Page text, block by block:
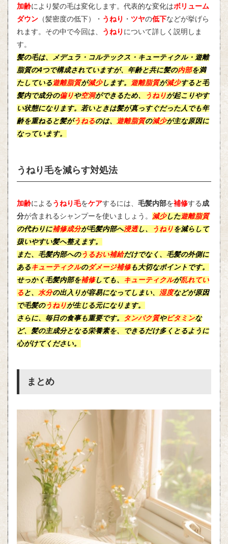
加齢により髪の毛は変化します。代表的な変化はボリューム
ダウン（髪密度の低下）・ うねり ・ ツヤの低下などが挙げら
れます。その中で今回は、
うねり について詳しく説明しま
す。
髪の毛は、
メデュラ・ コルテックス ・ キューティクル・ 遊離
脂質の4つで構成されていますが、 年齢と共に髪の内部を満
たしている 遊離脂質が減少します。 遊離脂質が減少すると毛
髪内で成分の偏りや空洞ができるため、 うねり が起こりやす
い状態になります。若いときは髪が真っすぐだった人でも年
齢を重ねると髪がうねるのは、 遊離脂質の減少が主な原因に
なっています。
うねり毛を減らす対処法
加齢による うねり毛をケアするには、 毛髪内部を補修する 成
分が含まれるシャンプーを使いましょう。 減少した遊離脂質
の代わりに補修成分が毛髪内部へ浸透し、 うねり を減らして
扱いやすい髪へ整えます。
また、毛髪内部へのうるおい補給だけでなく、毛髪の外側に
ある キューティクルのダメージ補修も大切なポイントです。
せっかく毛髪内部を補修しても、 キューティクルが乱れてい
る と、 水分の出入りが容易になってしまい、 湿度などが原因
で毛髪のうねり が生じる元になります。
さらに、毎日の食事も重要です。
タンパク質やビタミンな
ど、髪の主成分となる栄養素を、できるだけ多くとるように
心がけてください。
まとめ